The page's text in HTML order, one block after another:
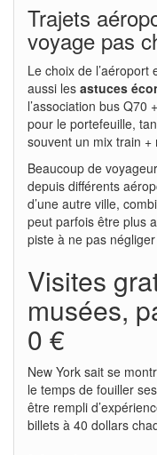
Trajets
voyage pas
Le choix de
aussi les astuces
l’association bus Q70
pour le portefeuille,
souvent un mix train +
Beaucoup de
depuis différents
d’une autre ville,
peut parfois être plus
piste à ne pas
Visites
musées,
0 €
New York sait se
le temps de fouiller ses
être rempli
billets à 40 dollars